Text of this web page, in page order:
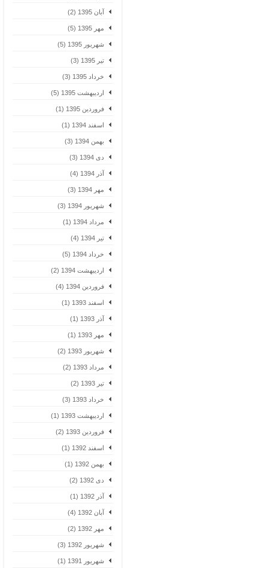
آبان 1395 (2)
مهر 1395 (5)
شهریور 1395 (5)
تیر 1395 (3)
خرداد 1395 (3)
اردیبهشت 1395 (5)
فروردین 1395 (1)
اسفند 1394 (1)
بهمن 1394 (3)
دی 1394 (3)
آذر 1394 (4)
مهر 1394 (3)
شهریور 1394 (3)
مرداد 1394 (1)
تیر 1394 (4)
خرداد 1394 (5)
اردیبهشت 1394 (2)
فروردین 1394 (4)
اسفند 1393 (1)
آذر 1393 (1)
مهر 1393 (1)
شهریور 1393 (2)
مرداد 1393 (2)
تیر 1393 (2)
خرداد 1393 (3)
اردیبهشت 1393 (1)
فروردین 1393 (2)
اسفند 1392 (1)
بهمن 1392 (1)
دی 1392 (2)
آذر 1392 (1)
آبان 1392 (4)
مهر 1392 (2)
شهریور 1392 (3)
شهریور 1391 (1)